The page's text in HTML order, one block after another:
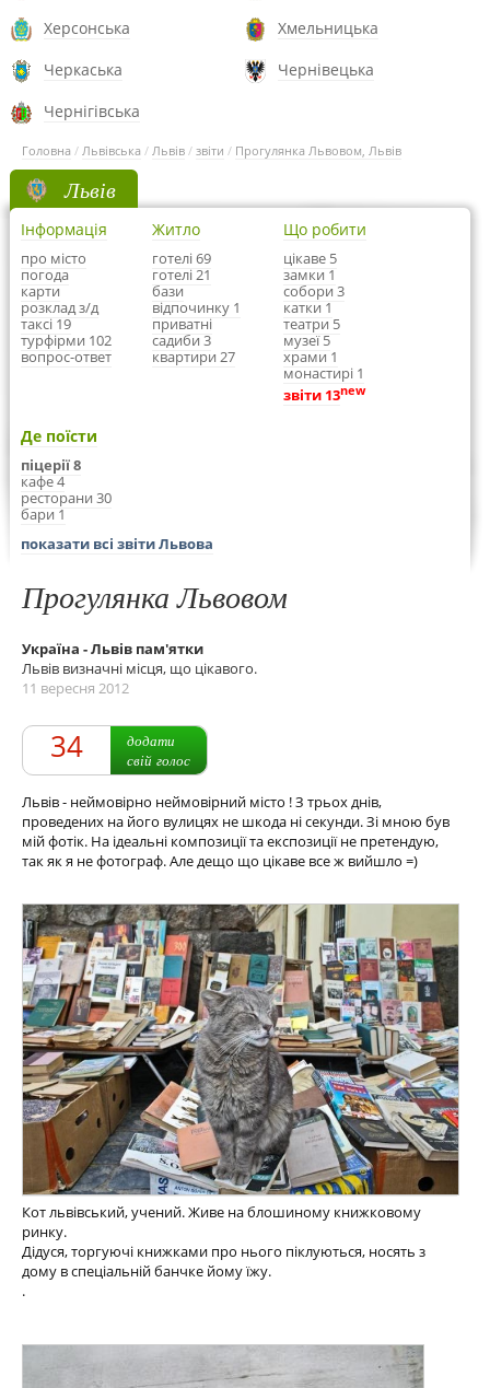
Херсонська
Хмельницька
Черкаська
Чернівецька
Чернігівська
Головна / Львівська / Львів / звіти / Прогулянка Львовом, Львів
Львів
Інформація
про місто
погода
карти
розклад з/д
таксі 19
турфірми 102
вопрос-ответ
Житло
готелі 69
готелі 21
бази
відпочинку 1
приватні
садиби 3
квартири 27
Що робити
цікаве 5
замки 1
собори 3
катки 1
театри 5
музеї 5
храми 1
монастирі 1
звіти 13new
Де поїсти
піцерії 8
кафе 4
ресторани 30
бари 1
показати всі звіти Львова
Прогулянка Львовом
Україна - Львів пам'ятки
Львів визначні місця, що цікавого.
11 вересня 2012
34
додати
свій голос
Львів - неймовірно неймовірний місто ! З трьох днів,
проведених на його вулицях не шкода ні секунди. Зі мною був
мій фотік. На ідеальні композиції та експозиції не претендую,
так як я не фотограф. Але дещо що цікаве все ж вийшло =)
Кот львівський, учений. Живе на блошиному книжковому
ринку.
Дідуся, торгуючі книжками про нього піклуються, носять з
дому в спеціальній банчке йому їжу.
.